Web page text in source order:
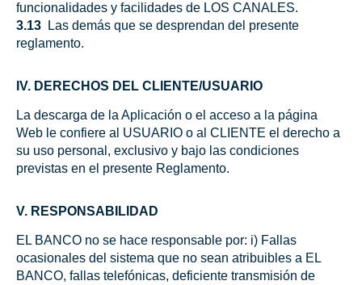
funcionalidades y facilidades de LOS CANALES.
3.13
Las demás que se desprendan del presente
reglamento.
IV. DERECHOS DEL CLIENTE/USUARIO
La descarga de la Aplicación o el acceso a la página
Web le confiere al USUARIO o al CLIENTE el derecho a
su uso personal, exclusivo y bajo las condiciones
previstas en el presente Reglamento.
V. RESPONSABILIDAD
EL BANCO no se hace responsable por: i) Fallas
ocasionales del sistema que no sean atribuibles a EL
BANCO, fallas telefónicas, deficiente transmisión de